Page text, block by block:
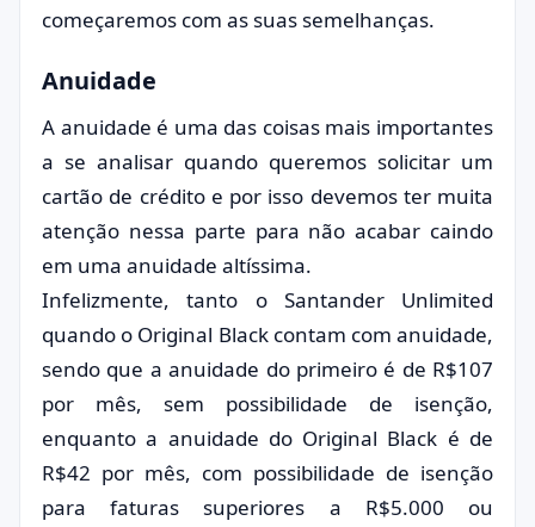
começaremos com as suas semelhanças.
Anuidade
A anuidade é uma das coisas mais importantes
a se analisar quando queremos solicitar um
cartão de crédito e por isso devemos ter muita
atenção nessa parte para não acabar caindo
em uma anuidade altíssima.
Infelizmente, tanto o Santander Unlimited
quando o Original Black contam com anuidade,
sendo que a anuidade do primeiro é de R$107
por mês, sem possibilidade de isenção,
enquanto a anuidade do Original Black é de
R$42 por mês, com possibilidade de isenção
para faturas superiores a R$5.000 ou